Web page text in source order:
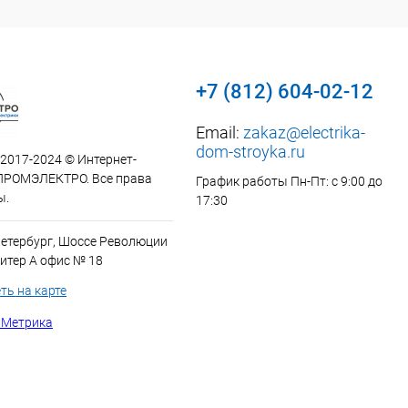
2024 © Интернет-
Все права
Шоссе Революции
А офис № 18
на карте
+7 (812) 604-02-12
Email: zakaz@electrika-
dom-stroyka.ru
График работы Пн-Пт: с 9:00 до
17:30